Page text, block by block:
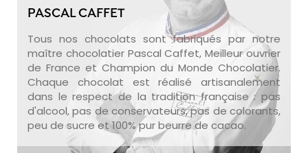
PASCAL CAFFET
Tous nos chocolats sont fabriqués par notre
maître chocolatier Pascal Caffet, Meilleur ouvrier
de France et Champion du Monde Chocolatier.
Chaque chocolat est réalisé artisanalement
dans le respect de la tradition française : pas
d'alcool, pas de conservateurs, pas de colorants,
peu de sucre et 100% pur beurre de cacao.